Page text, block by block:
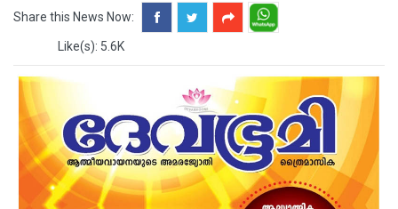
Share this News Now:
Like(s): 5.6K